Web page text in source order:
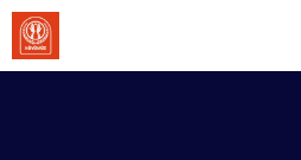
İçeriğe
atla